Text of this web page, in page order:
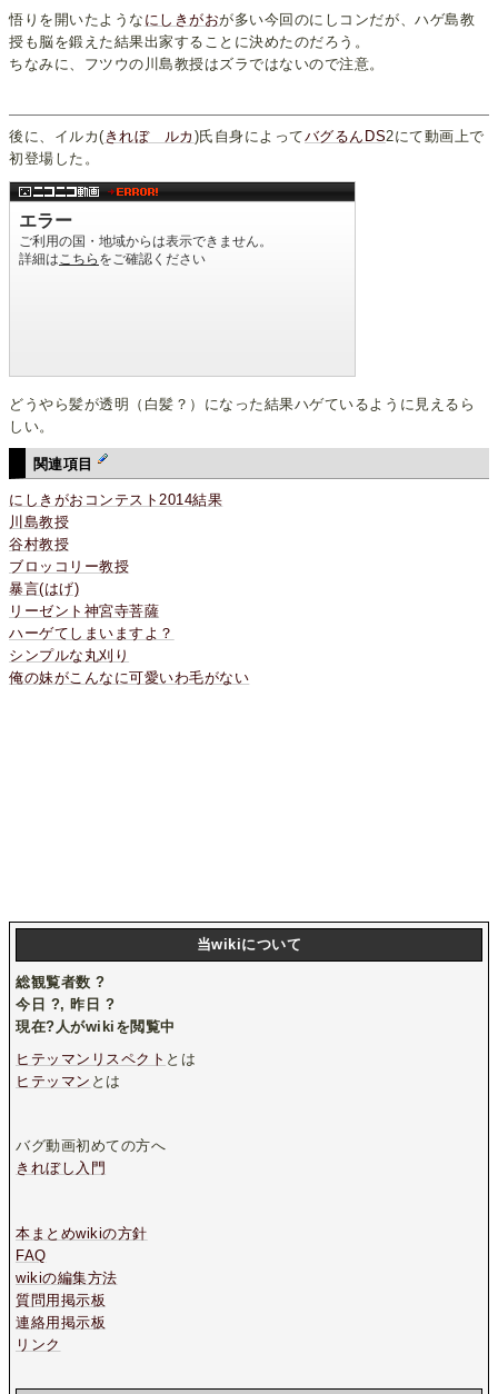
悟りを開いたような にしきがおが多い今回のにしコンだが、ハゲ島教
授も脳を鍛えた結果出家することに決めたのだろう。
ちなみに、フツウの川島教授はズラではないので注意。
後に、イルカ( きれぼ ルカ )氏自身によってバグるんDS2にて動画上で
初登場した。
どうやら髪が透明（白髪？）になった結果ハゲているように見えるら
しい。
関連項目
にしきがおコンテスト2014結果
川島教授
谷村教授
ブロッコリー教授
暴言(はげ)
リーゼント神宮寺菩薩
ハーゲてしまいますよ？
シンプルな丸刈り
俺の妹がこんなに可愛いわ毛がない
当wikiについて
総観覧者数?
今日 ?, 昨日 ?
現在?人がwikiを閲覧中
ヒテッマンリスペクト とは
ヒテッマン とは
バグ動画初めての方へ
きれぼし入門
本まとめwikiの方針
FAQ
wikiの編集方法
質問用掲示板
連絡用掲示板
リンク